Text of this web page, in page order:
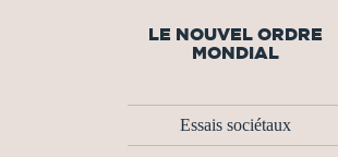
LE NOUVEL ORDRE
MONDIAL
Essais sociétaux